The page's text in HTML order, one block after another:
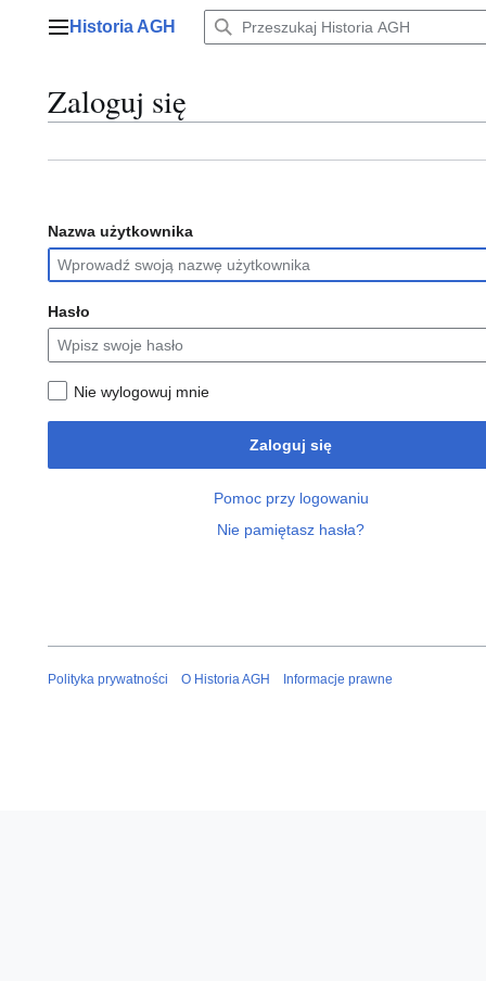
Menu główne
Historia AGH
Zaloguj się
Nazwa użytkownika
Hasło
Nie wylogowuj mnie
Zaloguj się
Pomoc przy logowaniu
Nie pamiętasz hasła?
Polityka prywatności O Historia AGH Informacje prawne